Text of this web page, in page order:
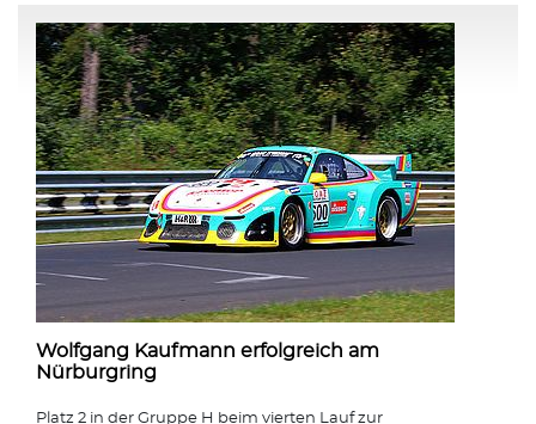
Wolfgang Kaufmann erfolgreich am
Nürburgring
Platz 2 in der Gruppe H beim vierten Lauf zur